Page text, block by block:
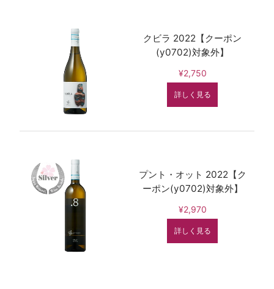
クビラ 2022【クーポン
(y0702)対象外】
¥2,750
詳しく見る
プント・オット 2022【ク
ーポン(y0702)対象外】
¥2,970
詳しく見る